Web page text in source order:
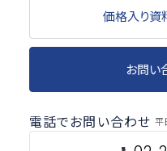
価格入り資
お問い
電話でお問い合わせ 平